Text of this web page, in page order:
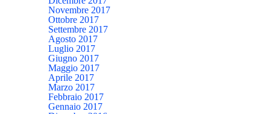
Novembre 2017
Ottobre 2017
Settembre 2017
Agosto 2017
Luglio 2017
Giugno 2017
Maggio 2017
Aprile 2017
Marzo 2017
Febbraio 2017
Gennaio 2017